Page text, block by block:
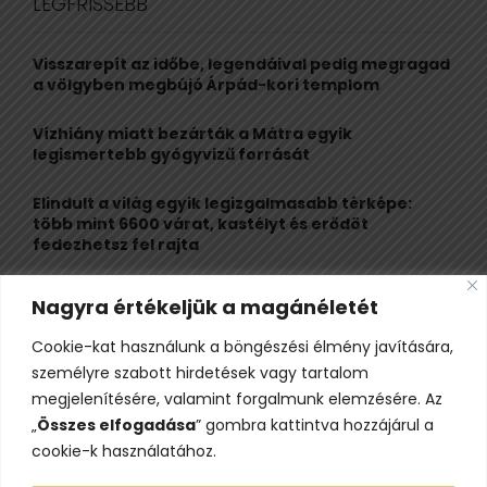
Nagyra értékeljük a magánéletét
Cookie-kat használunk a böngészési élmény javítására,
személyre szabott hirdetések vagy tartalom
megjelenítésére, valamint forgalmunk elemzésére. Az
„Összes elfogadása” gombra kattintva hozzájárul a
cookie-k használatához.
h
o
r
Visszarepít az időbe, legendáival pedig megragad
a völgyben megbújó Árpád-kori templom
Vízhiány miatt bezárták a Mátra egyik
legismertebb gyógyvizű forrását
Elindult a világ egyik legizgalmasabb térképe:
több mint 6600 várat, kastélyt és erődöt
fedezhetsz fel rajta
Kigyulladt a Szőke Tisza legendás hajóroncsa,
nagy erőkkel vonultak a tűzoltók
Életveszélyes fenyegetést kapott, elmarad Majka
erdélyi koncertje